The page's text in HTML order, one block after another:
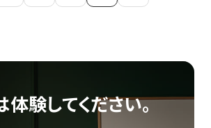
体験してください。